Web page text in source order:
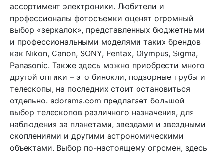
ассортимент электроники. Любители и
профессионалы фотосъемки оценят огромный
выбор «зеркалок», представленных бюджетными
и профессиональными моделями таких брендов
как Nikon, Canon, SONY, Pentax, Olympus, Sigma,
Panasonic. Также здесь можно приобрести много
другой оптики – это бинокли, подзорные трубы и
телескопы, на последних стоит остановиться
отдельно. adorama.com предлагает большой
выбор телескопов различного назначения, для
наблюдения за планетами, звездами и звездными
скоплениями и другими астрономическими
объектами. Выбор по-настоящему огромен, здесь